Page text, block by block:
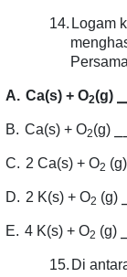
14. Logam
A. Ca(s) + O2(g)
B. Ca(s) + O2(g)
C. 2 Ca(s) + O2 (g)
D. 2 K(s) + O2 (g)
E. 4 K(s) + O2 (g)
15. Di